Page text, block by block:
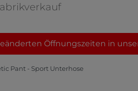
Öffnungszeiten in
Pant - Sport Unterhose